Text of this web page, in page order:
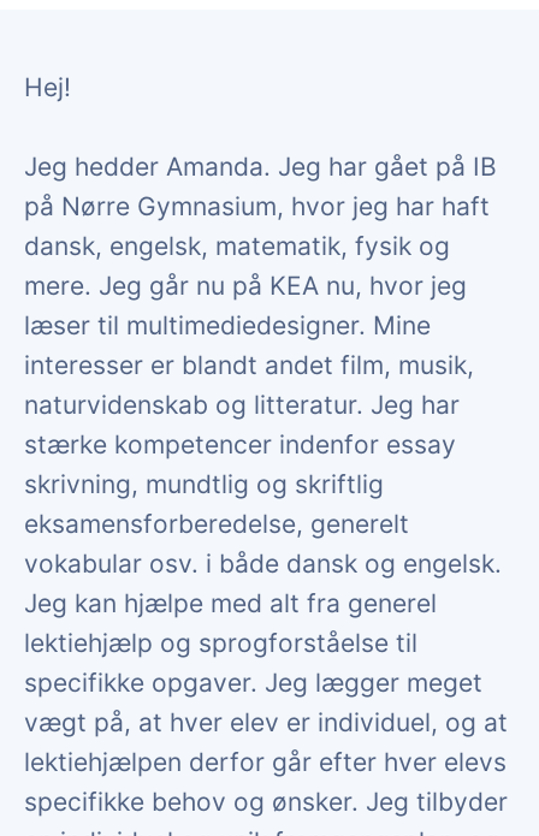
Hej!
Jeg hedder Amanda. Jeg har gået på IB
på Nørre Gymnasium, hvor jeg har haft
dansk, engelsk, matematik, fysik og
mere. Jeg går nu på KEA nu, hvor jeg
læser til multimediedesigner. Mine
interesser er blandt andet film, musik,
naturvidenskab og litteratur. Jeg har
stærke kompetencer indenfor essay
skrivning, mundtlig og skriftlig
eksamensforberedelse, generelt
vokabular osv. i både dansk og engelsk.
Jeg kan hjælpe med alt fra generel
lektiehjælp og sprogforståelse til
specifikke opgaver. Jeg lægger meget
vægt på, at hver elev er individuel, og at
lektiehjælpen derfor går efter hver elevs
specifikke behov og ønsker. Jeg tilbyder